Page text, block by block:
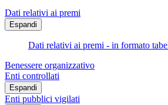
Dati relativi ai premi
Espandi
Dati relativi ai premi - in formato
Benessere organizzativo
Enti controllati
Espandi
Enti pubblici vigilati